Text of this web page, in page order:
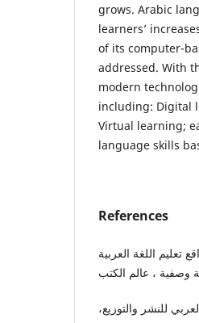
grows. Arabic
learners’
of its computer-
addressed. With
modern
including: Digital
Virtual learning;
language skills
References
هداية، والسحيباني، صالح بن حمد (2011). مواقع تعليم اللغة العربية
العربي للنشر والتوزيع،